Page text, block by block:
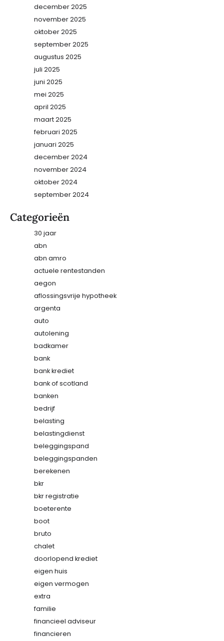
december 2025
november 2025
oktober 2025
september 2025
augustus 2025
juli 2025
juni 2025
mei 2025
april 2025
maart 2025
februari 2025
januari 2025
december 2024
november 2024
oktober 2024
september 2024
Categorieën
30 jaar
abn
abn amro
actuele rentestanden
aegon
aflossingsvrije hypotheek
argenta
auto
autolening
badkamer
bank
bank krediet
bank of scotland
banken
bedrijf
belasting
belastingdienst
beleggingspand
beleggingspanden
berekenen
bkr
bkr registratie
boeterente
boot
bruto
chalet
doorlopend krediet
eigen huis
eigen vermogen
extra
familie
financieel adviseur
financieren